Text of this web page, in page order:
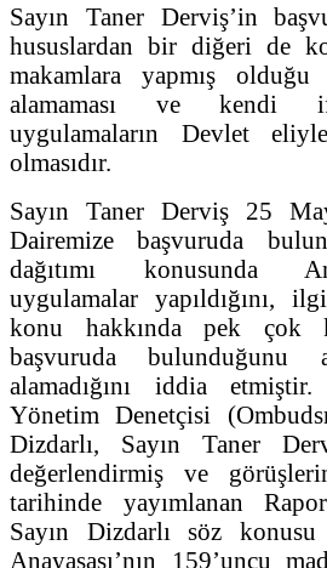
Sayın Taner Derviş’in
hususlardan bir diğeri de
makamlara yapmış olduğu
alamaması ve kendi
uygulamaların Devlet
olmasıdır.
Sayın Taner Derviş 25
Dairemize başvuruda
dağıtımı konusunda
uygulamalar yapıldığını,
konu hakkında pek çok
başvuruda
alamadığını iddia
Yönetim Denetçisi
Dizdarlı, Sayın Taner
değerlendirmiş ve
tarihinde yayımlanan
Sayın Dizdarlı söz
Anayasası’nın 159’uncu